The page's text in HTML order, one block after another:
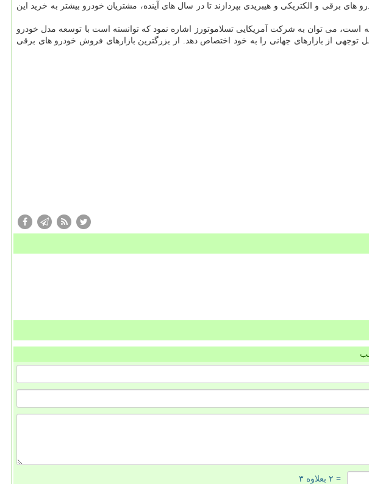
و الكتریكی و هیبریدی بپردازند تا در سال های آینده، مشتریان خودرو بیشتر به خرید این
است، می توان به شركت آمریكایی تسلاموتورز اشاره نمود كه توانسته است با توسعه مدل خودرو
قابل توجهی از بازارهای جهانی را به خود اختصاص دهد. از بزرگترین بازارهای فروش خودرو های برقی
= ۲ بعلاوه ۳